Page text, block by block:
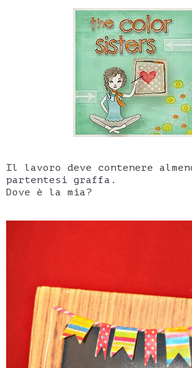
Il lavoro deve contenere
partentesi graffa.
Dove è la mia?